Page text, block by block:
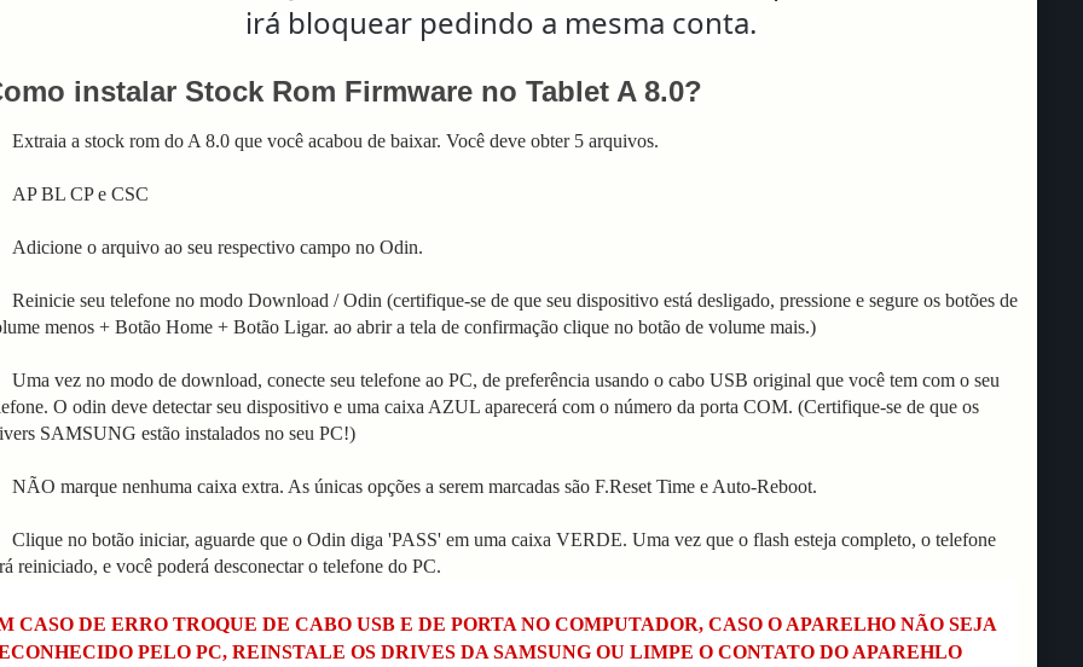
irá bloquear pedindo a mesma conta.
instalar Stock Rom Firmware no Tablet A 8.0?
a stock rom do A 8.0 que você acabou de baixar. Você deve obter 5 arquivos.
AP BL CP e CSC
o arquivo ao seu respectivo campo no Odin.
seu telefone no modo Download / Odin (certifique-se de que seu dispositivo está desligado, pressione e segure os botões de
menos + Botão Home + Botão Ligar. ao abrir a tela de confirmação clique no botão de volume mais.)
vez no modo de download, conecte seu telefone ao PC, de preferência usando o cabo USB original que você tem com o seu
O odin deve detectar seu dispositivo e uma caixa AZUL aparecerá com o número da porta COM. (Certifique-se de que os
SAMSUNG estão instalados no seu PC!)
marque nenhuma caixa extra. As únicas opções a serem marcadas são F.Reset Time e Auto-Reboot.
no botão iniciar, aguarde que o Odin diga 'PASS' em uma caixa VERDE. Uma vez que o flash esteja completo, o telefone
reiniciado, e você poderá desconectar o telefone do PC.
CASO DE ERRO TROQUE DE CABO USB E DE PORTA NO COMPUTADOR, CASO O APARELHO NÃO SEJA
PELO PC, REINSTALE OS DRIVES DA SAMSUNG OU LIMPE O CONTATO DO APAREHLO